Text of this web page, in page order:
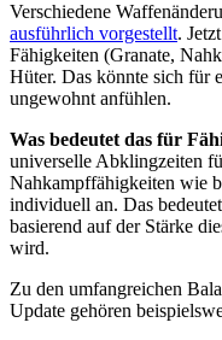
Verschiedene
ausführlich vorgestellt.
Fähigkeiten (Granate,
Hüter. Das könnte sich für
ungewohnt anfühlen.
Was bedeutet das für
universelle Abklingzeiten
Nahkampffähigkeiten wie
individuell an. Das
basierend auf der Stärke
wird.
Zu den umfangreichen
Update gehören